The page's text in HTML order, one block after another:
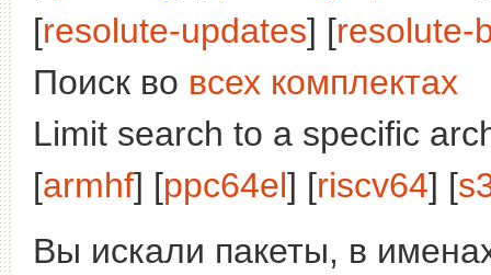
[resolute-updates] [resolute-
Поиск во всех комплектах
Limit search to a specific
[armhf] [ppc64el] [riscv64] [
Вы искали пакеты, в